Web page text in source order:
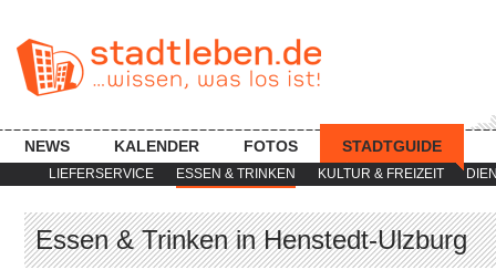
LIEFERSERVICE ESSEN & TRINKEN KULTUR & FREIZEIT
NEWS KALENDER FOTOS STADTGUIDE
Essen & Trinken in Henstedt-Ulzburg